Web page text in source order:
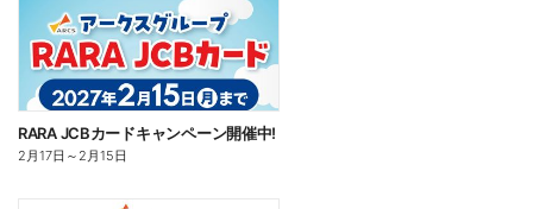
RARA JCBカードキャンペーン開催中!
2月17日 ～ 2月15日